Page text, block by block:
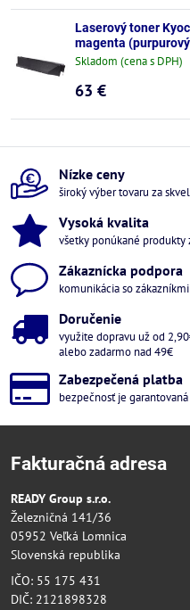
Laserový toner
magenta
Skladom (cena s DPH)
63 €
Nízke ceny
široký výber tovaru za
Vysoká kvalita
všetky ponúkané
Zákaznícka podpora
komunikácia so
Doručenie
využite dopravu už od
alebo zadarmo nad 49€
Zabezpečená platba
bezpečnosť je
Fakturačná adresa
READY Group s.r.o.
Železničná 141/36
05952 Veľká Lomnica
Slovenská republika
IČO: 55 175 431
DIČ: 2121898328